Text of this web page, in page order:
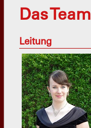
Das Team
Leitung